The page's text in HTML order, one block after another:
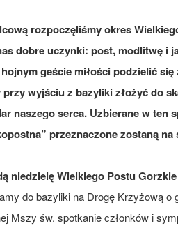
rozpoczęliśmy okres
dobre uczynki: post, modlitwę i
geście miłości podzielić
wyjściu z bazyliki złożyć do
naszego serca. Uzbierane w ten
przeznaczone zostaną
niedzielę Wielkiego Postu
do bazyliki na Drogę Krzyżową o
Mszy św. spotkanie członków i